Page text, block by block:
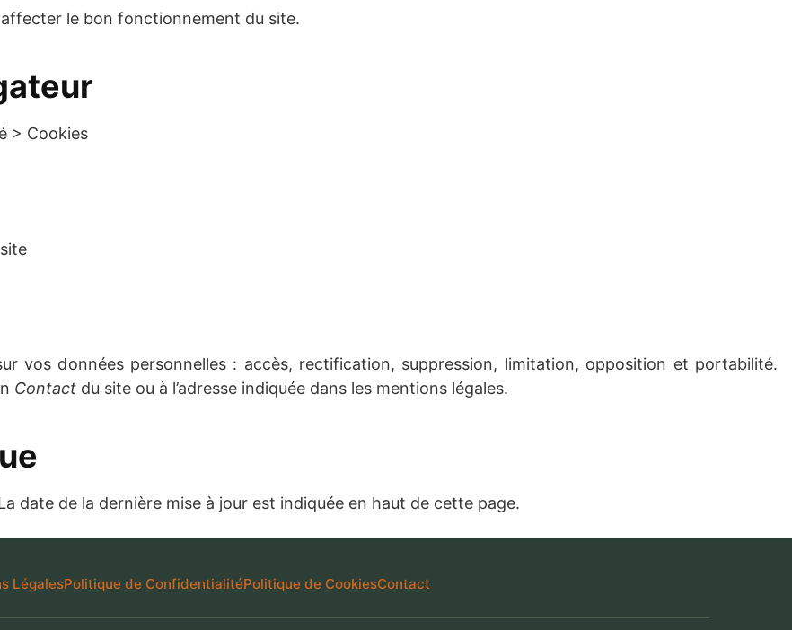
le bon fonctionnement du site.
> Cookies
vos données personnelles : accès, rectification, suppression, limitation, opposition et portabilité.
Contact du site ou à l’adresse indiquée dans les mentions légales.
date de la dernière mise à jour est indiquée en haut de cette page.
LégalesPolitique de ConfidentialitéPolitique de CookiesContact